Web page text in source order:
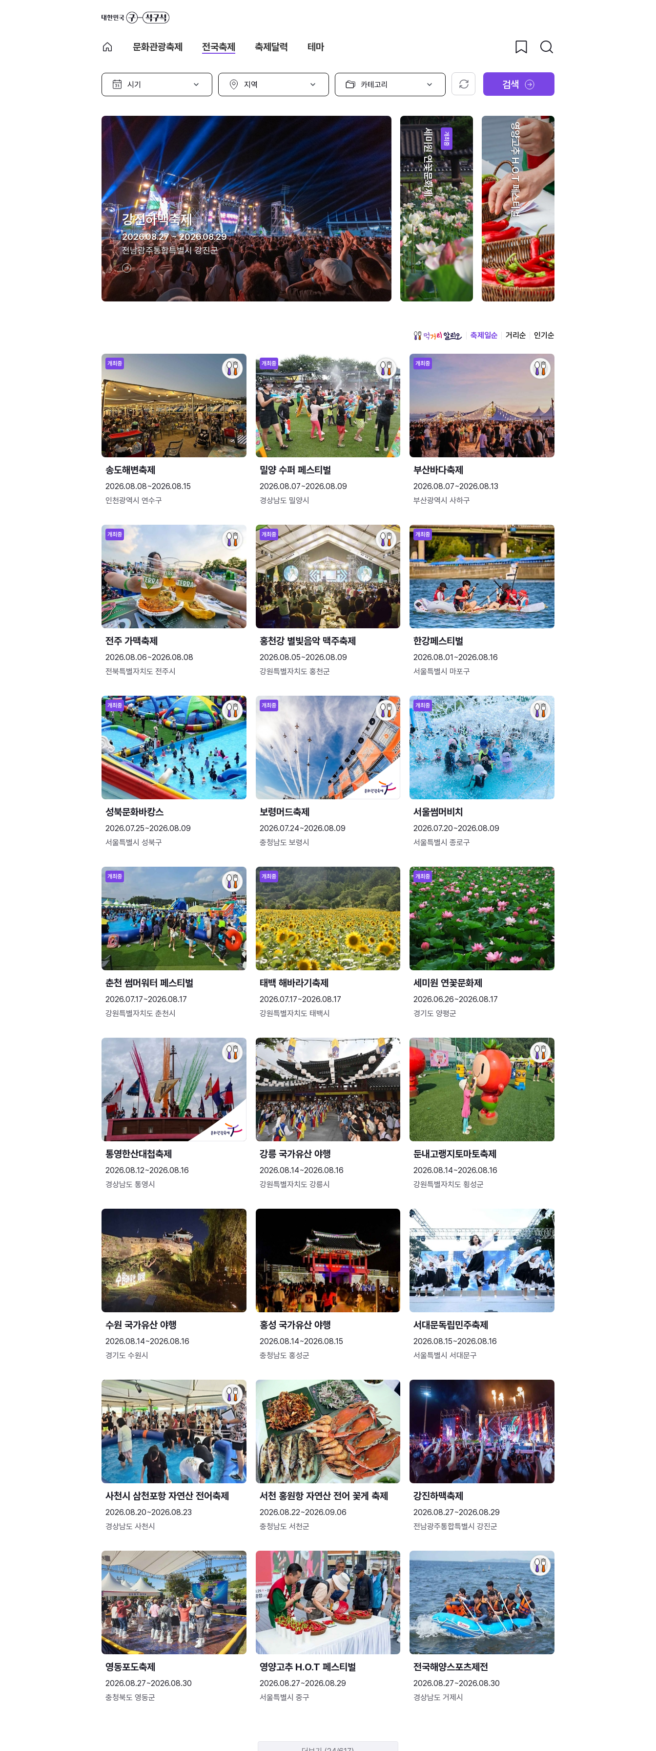
문화관광축제 전국축제 축제달력 테마
시
선
지
선
카
고
선
택
초기화 검색
강진하맥축제
2026.08.27 ~ 2026.08.29
전남광주통합특별시 강진군
개최중
세미원 연꽃문화제 영양고추 H.O.T 페스티벌
축제일순 거리순 인기순
개최중
송도해변축제
2026.08.08~2026.08.15
인천광역시 연수구
개최중
밀양 수퍼 페스티벌
2026.08.07~2026.08.09
경상남도 밀양시
개최중
부산바다축제
2026.08.07~2026.08.13
부산광역시 사하구
개최중
전주 가맥축제
2026.08.06~2026.08.08
전북특별자치도 전주시
개최중
홍천강 별빛음악 맥주축제
2026.08.05~2026.08.09
강원특별자치도 홍천군
개최중
한강페스티벌
2026.08.01~2026.08.16
서울특별시 마포구
개최중
성북문화바캉스
2026.07.25~2026.08.09
서울특별시 성북구
개최중
보령머드축제
2026.07.24~2026.08.09
충청남도 보령시
개최중
서울썸머비치
2026.07.20~2026.08.09
서울특별시 종로구
개최중
춘천 썸머워터 페스티벌
2026.07.17~2026.08.17
강원특별자치도 춘천시
개최중
태백 해바라기축제
2026.07.17~2026.08.17
강원특별자치도 태백시
개최중
세미원 연꽃문화제
2026.06.26~2026.08.17
경기도 양평군
통영한산대첩축제
2026.08.12~2026.08.16
경상남도 통영시
강릉 국가유산 야행
2026.08.14~2026.08.16
강원특별자치도 강릉시
둔내고랭지토마토축제
2026.08.14~2026.08.16
강원특별자치도 횡성군
수원 국가유산 야행
2026.08.14~2026.08.16
경기도 수원시
홍성 국가유산 야행
2026.08.14~2026.08.15
충청남도 홍성군
서대문독립민주축제
2026.08.15~2026.08.16
서울특별시 서대문구
사천시 삼천포항 자연산 전어축제
2026.08.20~2026.08.23
경상남도 사천시
서천 홍원항 자연산 전어 꽃게 축제
2026.08.22~2026.09.06
충청남도 서천군
강진하맥축제
2026.08.27~2026.08.29
전남광주통합특별시 강진군
영동포도축제
2026.08.27~2026.08.30
충청북도 영동군
영양고추 H.O.T 페스티벌
2026.08.27~2026.08.29
서울특별시 중구
전국해양스포츠제전
2026.08.27~2026.08.30
경상남도 거제시